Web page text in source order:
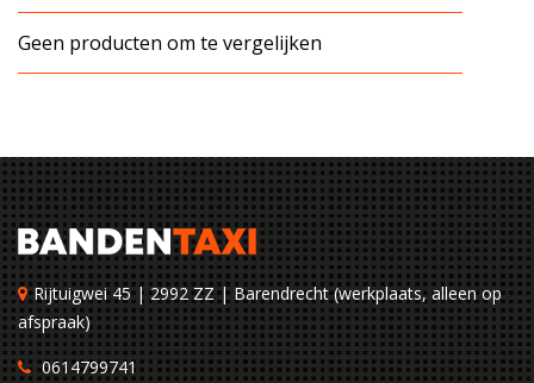
Geen producten om te vergelijken
Rijtuigwei 45 | 2992 ZZ | Barendrecht (werkplaats, alleen op
afspraak)
0614799741